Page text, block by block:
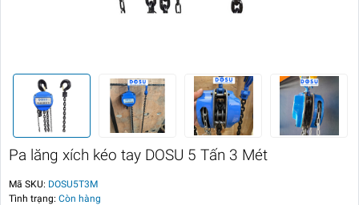
Pa lăng xích kéo tay DOSU 5 Tấn 3 Mét
Mã SKU: DOSU5T3M
Tình trạng: Còn hàng